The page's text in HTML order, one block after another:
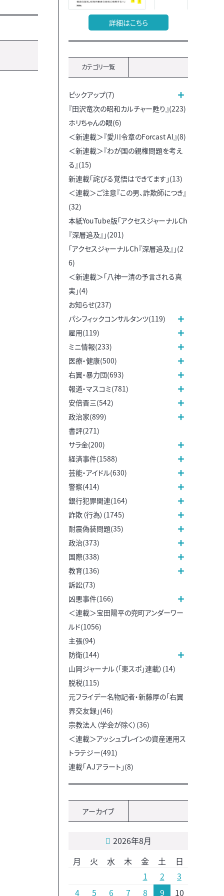
詳細はこちら
カテゴリ一覧
ピックアップ(7)
『田沢竜次の昭和カルチャー甦り』(223)
ホリちゃんの眼(6)
＜新連載＞『愛川令章のForcast AI』(8)
＜新連載＞『わが国の親権問題を考え
る』(15)
新連載「詫びる覚悟はできてます」(13)
＜連載＞ご注意『この男、詐欺師につき』
(32)
本紙YouTube版「アクセスジャーナルCh
『深層追及』」(201)
「アクセスジャーナルCh『深層追及』」(2
6)
＜新連載＞「八神一清の予言される真
実」(4)
お知らせ(237)
パシフィックコンサルタンツ(119)
雇用(119)
ミニ情報(233)
医療・健康(500)
右翼・暴力団(693)
報道・マスコミ(781)
安倍晋三(542)
政治家(899)
書評(271)
サラ金(200)
経済事件(1588)
芸能・アイドル(630)
警察(414)
銀行犯罪関連(164)
詐欺（行為）(1745)
耐震偽装問題(35)
政治(373)
国際(338)
教育(136)
訴訟(73)
凶悪事件(166)
＜連載＞宝田陽平の兜町アンダーワー
ルド(1056)
主張(94)
防衛(144)
山岡ジャーナル（「東スポ」連載）(14)
脱税(115)
元フライデー名物記者・新藤厚の「右翼
界交友録」(46)
宗教法人（学会が除く）(36)
＜連載＞アッシュブレインの資産運用ス
トラテジー(491)
連載「ＡＪアラート」(8)
アーカイブ
2026年8月
月
火 水 木 金 土
日
1
2
3
4
5 6 7 8 9 10